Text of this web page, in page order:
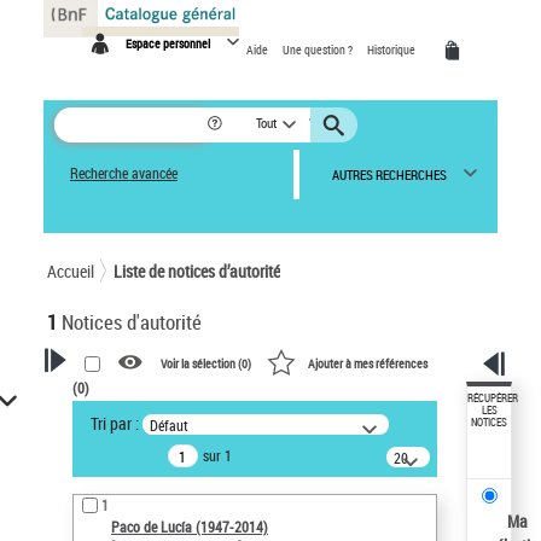
Espace personnel Aide Une question ? Historique
Tout
Recherche avancée AUTRES RECHERCHES
Accueil Liste de notices d’autorité
1 Notices d'autorité
VOTRE RECHERCHE
Recherche avancée dans les
notices d’autorité
Œuvres liées à l'auteur :
Paco de Lucía (1947-2014)
Voir la sélection (0) Ajouter à mes références
(0)
Tri par : Défaut
sur 1
20
résultats/page
1
Paco de Lucía (1947-2014)
RÉCUPÉRER
LES
NOTICES
Ma
Panneau de gestion des cookies